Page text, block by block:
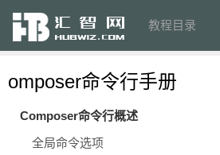
教程目录
omposer命令行手册
Composer命令行概述
全局命令选项